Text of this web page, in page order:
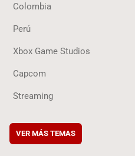
Colombia
Perú
Xbox Game Studios
Capcom
Streaming
VER MÁS TEMAS